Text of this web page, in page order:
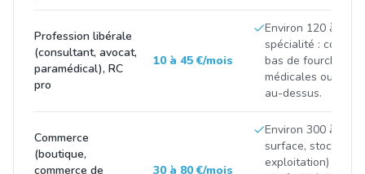
Profession libérale
(consultant, avocat,
paramédical), RC
pro
10 à 45 €/mois
Environ 120 à 500
spécialité :
bas de fourchette,
médicales ou
au-dessus.
Commerce
(boutique,
commerce de
30 à 80 €/mois
Environ 300 à 900
surface, stock et
exploitation) ;